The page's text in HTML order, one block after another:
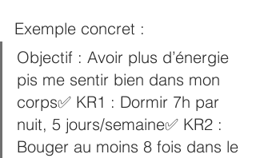
Exemple concret :
Objectif : Avoir plus d’énergie
pis me sentir bien dans mon
corps✅ KR1 : Dormir 7h par
nuit, 5 jours/semaine✅ KR2 :
Bouger au moins 8 fois dans le